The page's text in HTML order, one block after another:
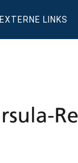
EXTERNE LINKS